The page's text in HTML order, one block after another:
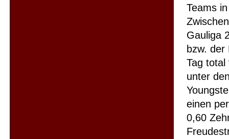
Teams
Gauliga
bzw. der
Tag
unter
einen
0,60